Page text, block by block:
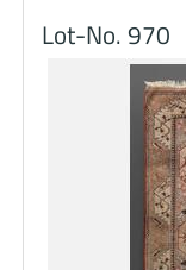
Lot-No. 970